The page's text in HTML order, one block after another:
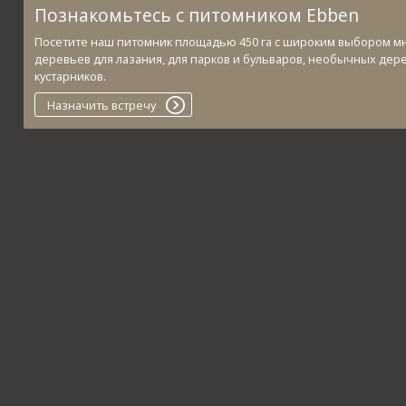
Познакомьтесь с питомником Ebben
Посетите наш питомник площадью 450 га с широким выбором
деревьев для лазания, для парков и бульваров, необычных
кустарников.
Назначить встречу